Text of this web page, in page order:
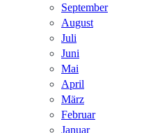
September
August
Juli
Juni
Mai
April
März
Februar
Januar